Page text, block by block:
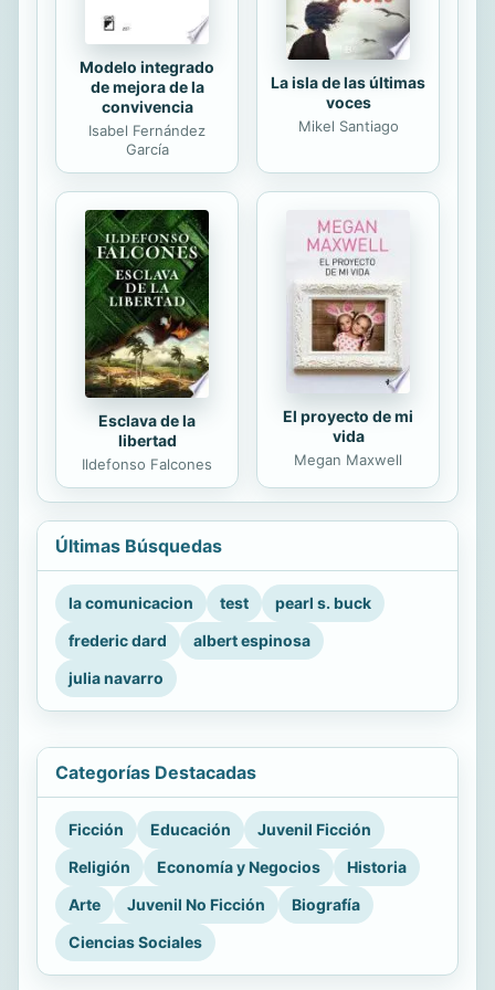
Modelo integrado
de mejora de la
convivencia
Isabel Fernández
García
La isla de las últimas
voces
Mikel Santiago
Esclava de la
libertad
Ildefonso Falcones
El proyecto de mi
vida
Megan Maxwell
Últimas Búsquedas
la comunicacion test
pearl s. buck
frederic dard
albert espinosa
julia navarro
Categorías Destacadas
Ficción Educación
Juvenil Ficción
Religión
Economía y Negocios
Historia
Arte
Juvenil No Ficción
Biografía
Ciencias Sociales